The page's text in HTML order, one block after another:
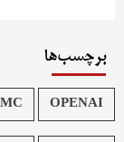
برچسب‌ها
OPENAI